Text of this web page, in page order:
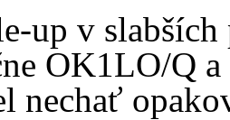
up v
OK1LO/Q
nechať